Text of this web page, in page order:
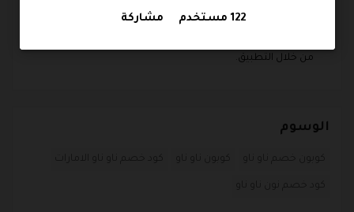
وهكذا فقد تمتلك حساب خاص بك على التطبيق وتتمكن من
معرفة كل ما هو جديد على تطبيق التوصيل الرائع ويمكنك الحصول
من خلال التطبيق.
الوسوم
122 مستخدم مشاركة